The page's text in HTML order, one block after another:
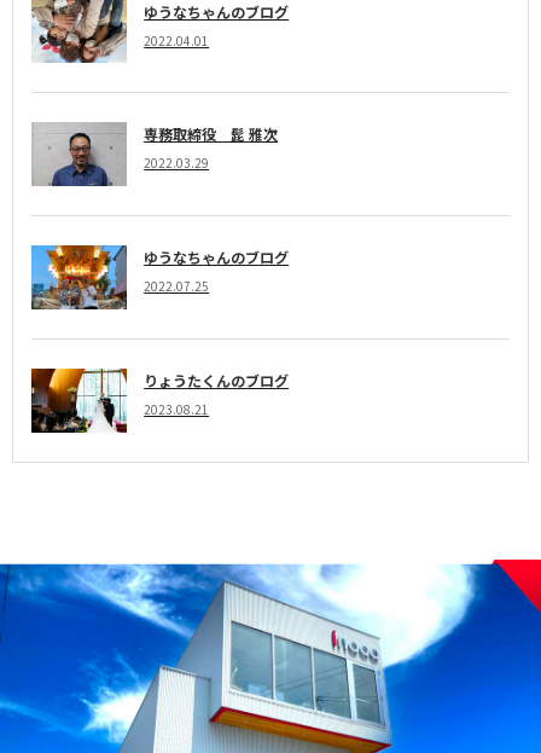
ゆうなちゃんのブログ
2022.04.01
専務取締役 髭 雅次
2022.03.29
ゆうなちゃんのブログ
2022.07.25
りょうたくんのブログ
2023.08.21